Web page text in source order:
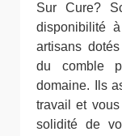
Sur Cure?
disponibilité
artisans
du comble
domaine. Ils
travail et
solidité de